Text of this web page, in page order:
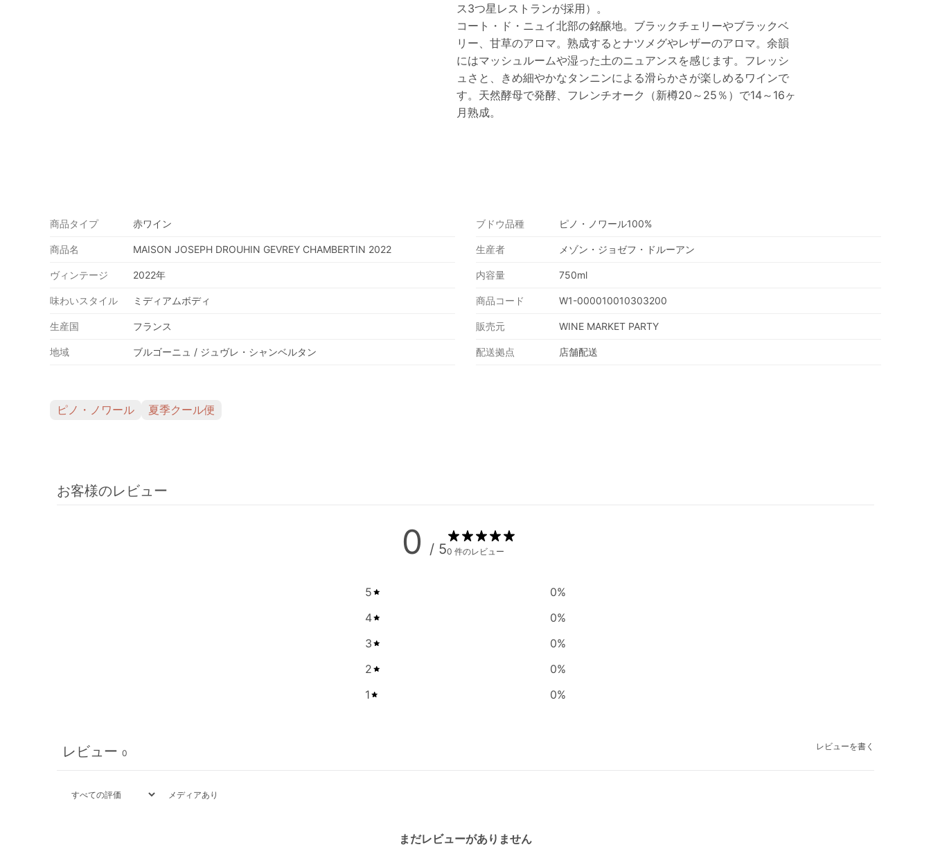
ス3つ星レストランが採用）。
コート・ド・ニュイ北部の銘醸地。ブラックチェリーやブラックベ
リー、甘草のアロマ。熟成するとナツメグやレザーのアロマ。余韻
にはマッシュルームや湿った土のニュアンスを感じます。フレッシ
ュさと、きめ細やかなタンニンによる滑らかさが楽しめるワインで
す。天然酵母で発酵、フレンチオーク（新樽20～25％）で14～16ヶ
月熟成。
商品タイプ 赤ワイン
商品名 MAISON JOSEPH DROUHIN GEVREY CHAMBERTIN 2022
ヴィンテージ 2022年
味わいスタイル ミディアムボディ
生産国 フランス
地域 ブルゴーニュ / ジュヴレ・シャンベルタン
ブドウ品種 ピノ・ノワール100%
生産者 メゾン・ジョゼフ・ドルーアン
内容量 750ml
商品コード W1-000010010303200
販売元 WINE MARKET PARTY
配送拠点 店舗配送
ピノ・ノワール 夏季クール便
お客様のレビュー
0 / 50 件のレビュー
5 0%
4
0%
3
0%
2
0%
1
0%
レビューを書く
レビュー 0
メディアあり
まだレビューがありません